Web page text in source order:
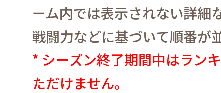
ーム内では表示されない詳細
戦闘力などに基づいて順番が
* シーズン終了期間中はラン
ただけません。